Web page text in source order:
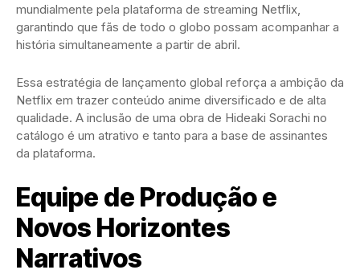
mundialmente pela plataforma de streaming Netflix,
garantindo que fãs de todo o globo possam acompanhar a
história simultaneamente a partir de abril.
Essa estratégia de lançamento global reforça a ambição da
Netflix em trazer conteúdo anime diversificado e de alta
qualidade. A inclusão de uma obra de Hideaki Sorachi no
catálogo é um atrativo e tanto para a base de assinantes
da plataforma.
Equipe de Produção e
Novos Horizontes
Narrativos